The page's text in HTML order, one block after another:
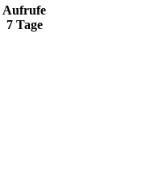
Aufrufe
7 Tage